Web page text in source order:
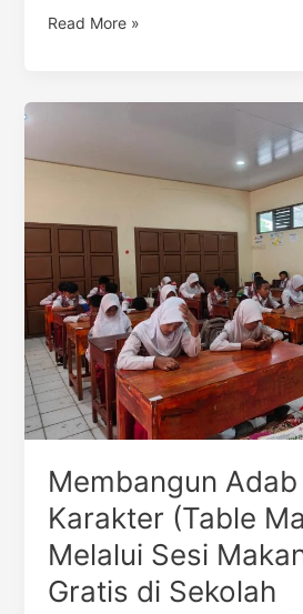
Read More »
Membangun
Karakter (Table
Melalui Sesi
Gratis di Sekolah
dan
Manners)
Melalui
Sesi
Makan
Bergizi
Gratis
di
Sekolah